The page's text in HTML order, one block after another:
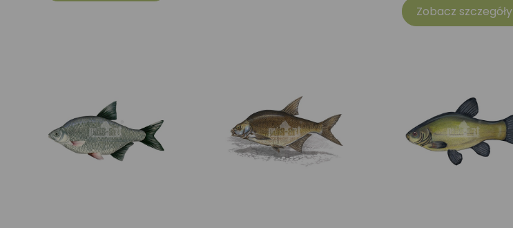
Zobacz szczegóły